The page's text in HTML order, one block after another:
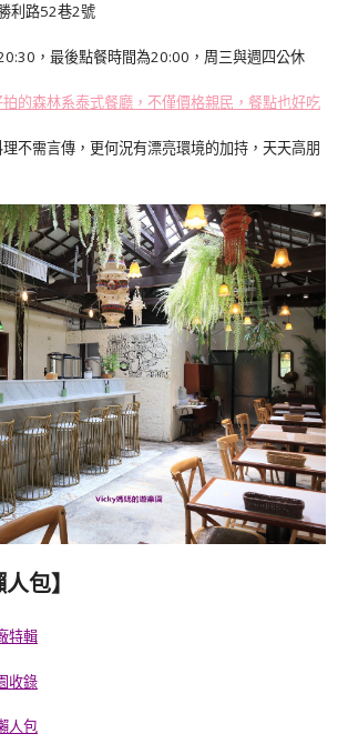
利路52巷2號
，最後點餐時間為20:00，周三與週四公休
的森林系泰式餐廳，不僅價格親民，餐點也好吃
不需言傳，更何況有漂亮環境的加持，天天高朋
包】
特輯
收錄
人包